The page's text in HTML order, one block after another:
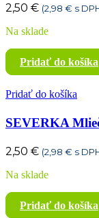
2,50 € (2,98 € s
Na sklade
Pridať do košíka
Pridať do košíka
SEVERKA
2,50 € (2,98 € s
Na sklade
Pridať do košíka